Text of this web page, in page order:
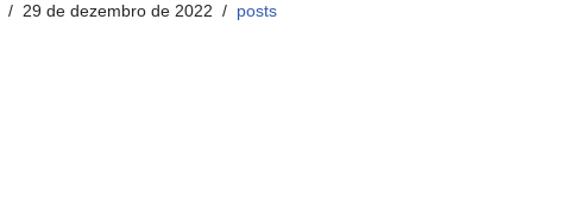
29 de dezembro de 2022 posts